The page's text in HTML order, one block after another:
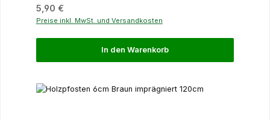
Regulärer Preis:
5,90 €
Preise inkl. MwSt. und Versandkosten
In den Warenkorb